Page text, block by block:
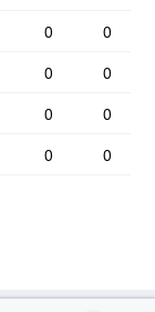
0 0
0 0
0 0
0 0